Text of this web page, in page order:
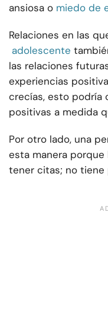
ansiosa o miedo de
Relaciones en las
adolescente
las relaciones
experiencias
crecías, esto podría
positivas a medida
Por otro lado, una
esta manera
tener citas; no tiene